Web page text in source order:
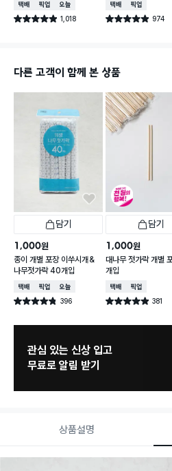
택배배송매장픽업오늘배송
별점 4.9점 1,018
건 작성
택배배송매장픽업
별점 4.9점 974
건 작성
다른 고객이 함께 본 상품
담기
1,000원
종이 개별 포장 이쑤시개＆
나무젓가락 40개입
택배배송매장픽업오늘배송
별점 4.8점 396
건 작성
담기
1,000원
대나무 젓가락 개별
개입
택배배송매장픽업
별점 4.9점 381
건 작성
관심 있는 신상 입고
무료로 알림 받기
상품설명